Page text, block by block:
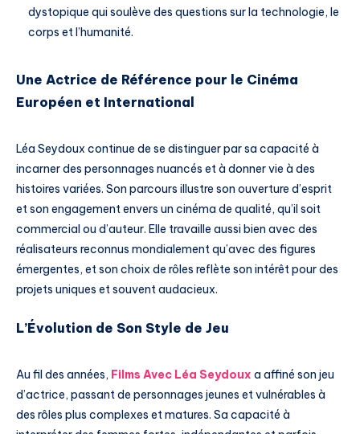
dystopique qui soulève des questions sur la technologie, le
corps et l’humanité.
Une Actrice de Référence pour le Cinéma
Européen et International
Léa Seydoux continue de se distinguer par sa capacité à
incarner des personnages nuancés et à donner vie à des
histoires variées. Son parcours illustre son ouverture d’esprit
et son engagement envers un cinéma de qualité, qu’il soit
commercial ou d’auteur. Elle travaille aussi bien avec des
réalisateurs reconnus mondialement qu’avec des figures
émergentes, et son choix de rôles reflète son intérêt pour des
projets uniques et souvent audacieux.
L’Évolution de Son Style de Jeu
Au fil des années, Films Avec Léa Seydoux a affiné son jeu
d’actrice, passant de personnages jeunes et vulnérables à
des rôles plus complexes et matures. Sa capacité à